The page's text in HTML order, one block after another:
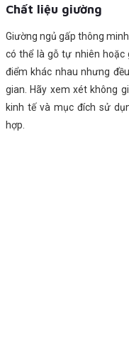
Chất liệu giường
Giường ngủ gấp thông
có thể là gỗ tự nhiên hoặc
điểm khác nhau nhưng
gian. Hãy xem xét không
kinh tế và mục đích sử
hợp.